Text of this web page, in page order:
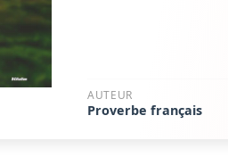
AUTEUR
Proverbe français